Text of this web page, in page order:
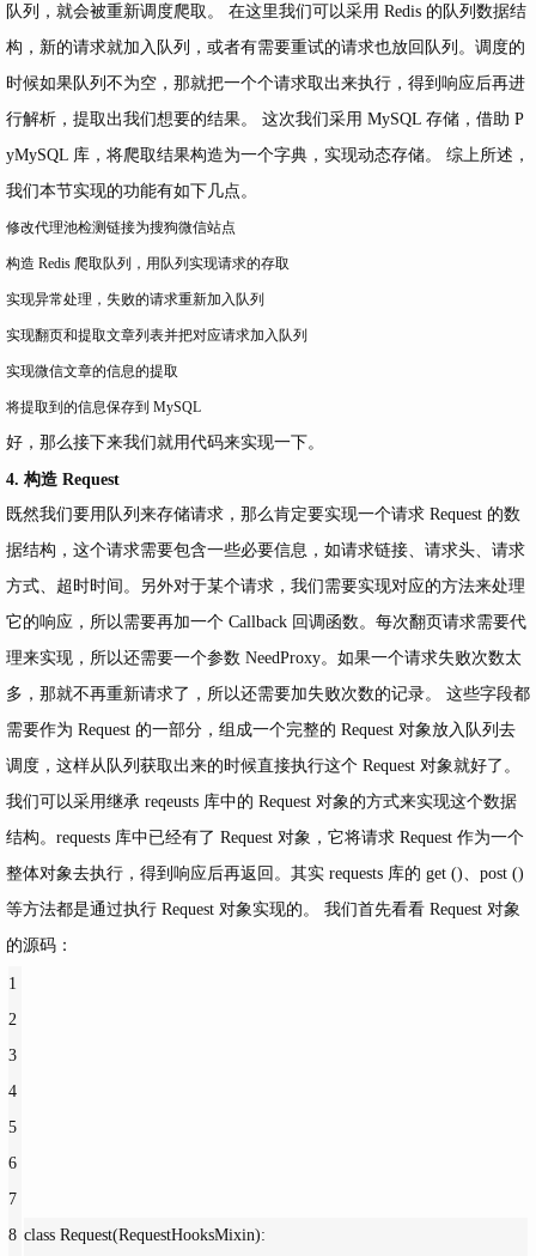
队列，就会被重新调度爬取。 在这里我们可以采用 Redis 的队列数据结
构，新的请求就加入队列，或者有需要重试的请求也放回队列。调度的
时候如果队列不为空，那就把一个个请求取出来执行，得到响应后再进
行解析，提取出我们想要的结果。 这次我们采用 MySQL 存储，借助 P
yMySQL 库，将爬取结果构造为一个字典，实现动态存储。 综上所述，
我们本节实现的功能有如下几点。
修改代理池检测链接为搜狗微信站点
构造 Redis 爬取队列，用队列实现请求的存取
实现异常处理，失败的请求重新加入队列
实现翻页和提取文章列表并把对应请求加入队列
实现微信文章的信息的提取
将提取到的信息保存到 MySQL
好，那么接下来我们就用代码来实现一下。
4. 构造 Request
既然我们要用队列来存储请求，那么肯定要实现一个请求 Request 的数
据结构，这个请求需要包含一些必要信息，如请求链接、请求头、请求
方式、超时时间。另外对于某个请求，我们需要实现对应的方法来处理
它的响应，所以需要再加一个 Callback 回调函数。每次翻页请求需要代
理来实现，所以还需要一个参数 NeedProxy。如果一个请求失败次数太
多，那就不再重新请求了，所以还需要加失败次数的记录。 这些字段都
需要作为 Request 的一部分，组成一个完整的 Request 对象放入队列去
调度，这样从队列获取出来的时候直接执行这个 Request 对象就好了。
我们可以采用继承 reqeusts 库中的 Request 对象的方式来实现这个数据
结构。requests 库中已经有了 Request 对象，它将请求 Request 作为一个
整体对象去执行，得到响应后再返回。其实 requests 库的 get ()、post ()
等方法都是通过执行 Request 对象实现的。 我们首先看看 Request 对象
的源码：
1
2
3
4
5
6
7
8 class Request(RequestHooksMixin):